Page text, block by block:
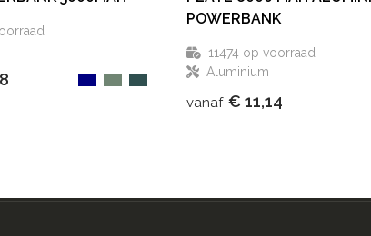
POWERBANK
11474 op voorraad
Aluminium
vanaf € 11,14